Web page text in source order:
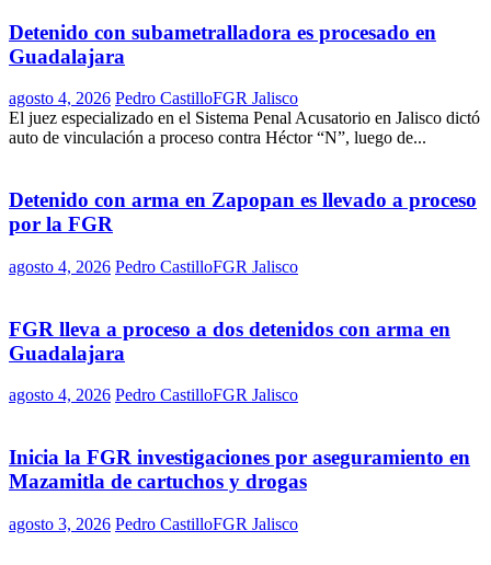
Detenido con subametralladora es procesado en
Guadalajara
agosto 4, 2026 Pedro CastilloFGR Jalisco
El juez especializado en el Sistema Penal Acusatorio en Jalisco dictó
auto de vinculación a proceso contra Héctor “N”, luego de...
Detenido con arma en Zapopan es llevado a proceso
por la FGR
agosto 4, 2026 Pedro CastilloFGR Jalisco
FGR lleva a proceso a dos detenidos con arma en
Guadalajara
agosto 4, 2026 Pedro CastilloFGR Jalisco
Inicia la FGR investigaciones por aseguramiento en
Mazamitla de cartuchos y drogas
agosto 3, 2026 Pedro CastilloFGR Jalisco